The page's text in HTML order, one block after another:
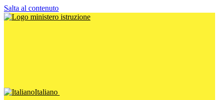
Salta al contenuto
Italiano